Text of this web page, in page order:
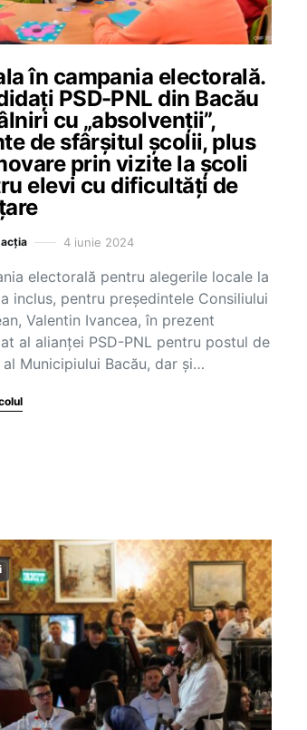
în campania electorală.
PSD-PNL din Bacău
cu „absolvenții”,
de sfârșitul școlii, plus
prin vizite la școli
elevi cu dificultăți de
4 iunie 2024
electorală pentru alegerile locale la
inclus, pentru președintele Consiliului
Valentin Ivancea, în prezent
al alianței PSD-PNL pentru postul de
Municipiului Bacău, dar și…